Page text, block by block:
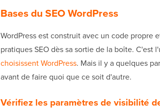
Bases du SEO WordPress
WordPress est construit avec un code propre
pratiques SEO dès sa sortie de la boîte. C'est
choisissent WordPress. Mais il y a quelques
avant de faire quoi que ce soit d'autre.
Vérifiez les paramètres de visibilité